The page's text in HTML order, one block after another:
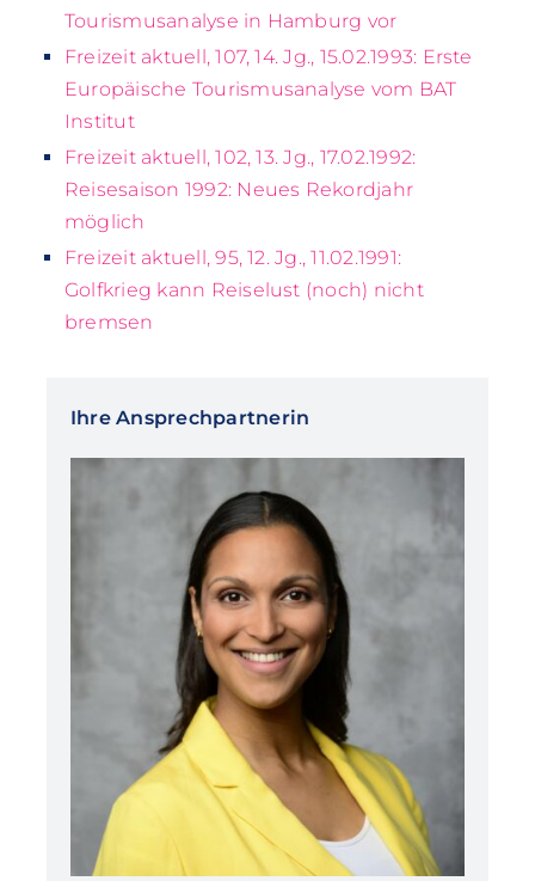
Tourismusanalyse in Hamburg vor
Freizeit aktuell, 107, 14. Jg., 15.02.1993: Erste
Europäische Tourismusanalyse vom BAT
Institut
Freizeit aktuell, 102, 13. Jg., 17.02.1992:
Reisesaison 1992: Neues Rekordjahr
möglich
Freizeit aktuell, 95, 12. Jg., 11.02.1991:
Golfkrieg kann Reiselust (noch) nicht
bremsen
Ihre Ansprechpartnerin